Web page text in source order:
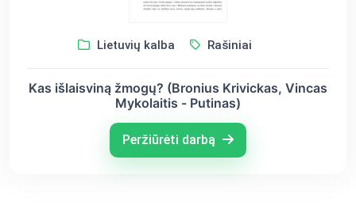
Lietuvių kalba Rašiniai
Kas išlaisviną žmogų? (Bronius Krivickas, Vincas
Mykolaitis - Putinas)
Peržiūrėti darbą